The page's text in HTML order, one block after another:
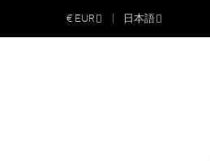
€ EUR 日本語